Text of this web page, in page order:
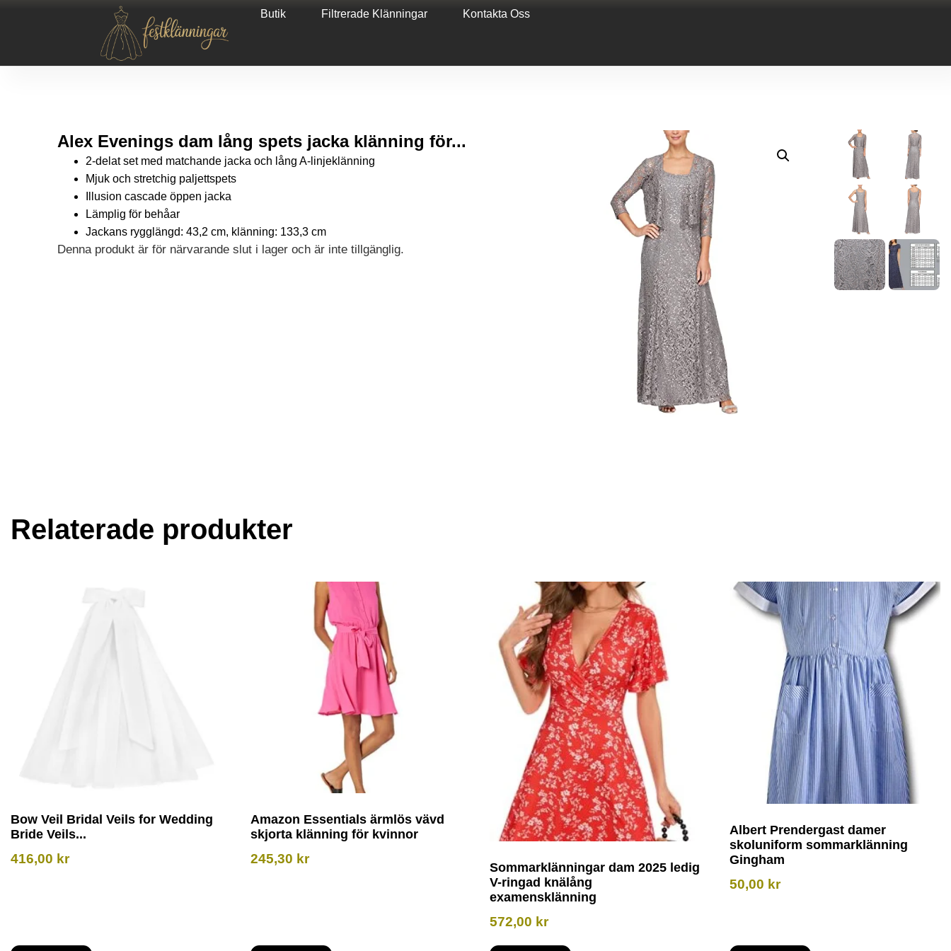
Butik Filtrerade Klänningar Kontakta Oss
Alex Evenings dam lång spets jacka klänning för...
2-delat set med matchande jacka och lång A-linjeklänning
Mjuk och stretchig paljettspets
Illusion cascade öppen jacka
Lämplig för behåar
Jackans rygglängd: 43,2 cm, klänning: 133,3 cm
Denna produkt är för närvarande slut i lager och är inte tillgänglig.
Relaterade produkter
Bow Veil Bridal Veils for Wedding
Bride Veils...
416,00 kr
Amazon Essentials ärmlös vävd
skjorta klänning för kvinnor
245,30 kr
Sommarklänningar dam 2025 ledig
V-ringad knälång
examensklänning
572,00 kr
Albert Prendergast damer
skoluniform sommarklänning
Gingham
50,00 kr